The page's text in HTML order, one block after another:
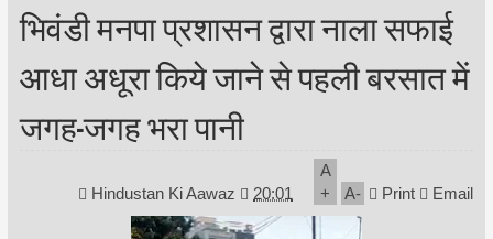
भिवंडी मनपा प्रशासन द्वारा नाला सफाई
आधा अधूरा किये जाने से पहली बरसात में
जगह-जगह भरा पानी
Hindustan Ki Aawaz 20:01
A
+
A- Print Email